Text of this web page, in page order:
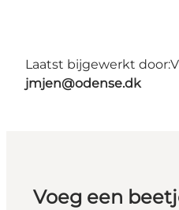
Laatst bijgewerkt door:
jmjen@odense.dk
Voeg een